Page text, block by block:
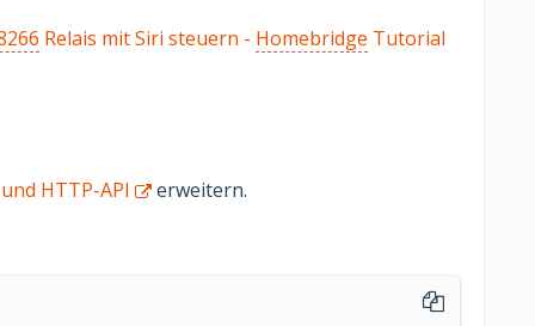
Relais mit Siri steuern - Homebridge Tutorial
HTTP-API erweitern.